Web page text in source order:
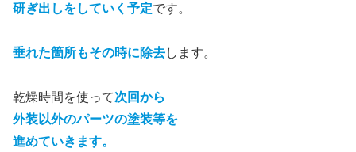
研ぎ出しをしていく予定です。
垂れた箇所もその時に除去します。
乾燥時間を使って次回から
外装以外のパーツの塗装等を
進めていきます。